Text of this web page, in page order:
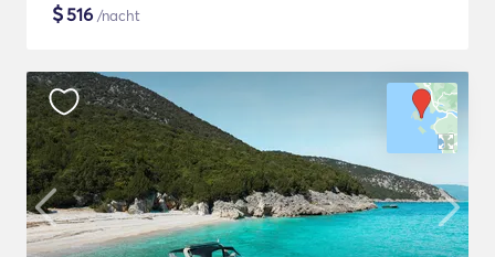
$516 /nacht